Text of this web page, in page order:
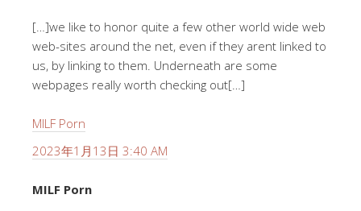
[…]we like to honor quite a few other world wide web
web-sites around the net, even if they arent linked to
us, by linking to them. Underneath are some
webpages really worth checking out[…]
MILF Porn
2023年1月13日 3:40 AM
MILF Porn